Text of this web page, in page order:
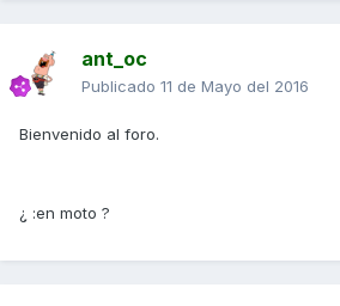
ant_oc
Publicado 11 de Mayo del 2016
Bienvenido al foro.
¿ :en moto ?